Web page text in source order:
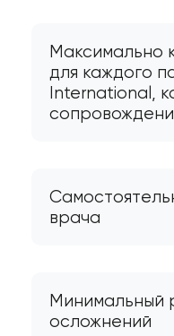
Максимально
для каждого
International,
врача
Минимальный
осложнений